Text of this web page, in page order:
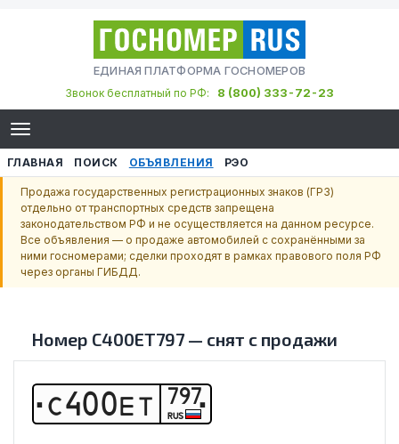
ЕДИНАЯ ПЛАТФОРМА ГОСНОМЕРОВ
Звонок бесплатный по РФ:
8 (800) 333-72-23
ГЛАВНАЯ ПОИСК ОБЪЯВЛЕНИЯ РЭО
Продажа государственных регистрационных знаков (ГРЗ)
отдельно от транспортных средств запрещена
законодательством РФ и не осуществляется на данном ресурсе.
Все объявления — о продаже автомобилей с сохранёнными за
ними госномерами; сделки проходят в рамках правового поля РФ
через органы ГИБДД.
Номер С400ЕТ797— снят с продажи
С400Е Т 797
RUS